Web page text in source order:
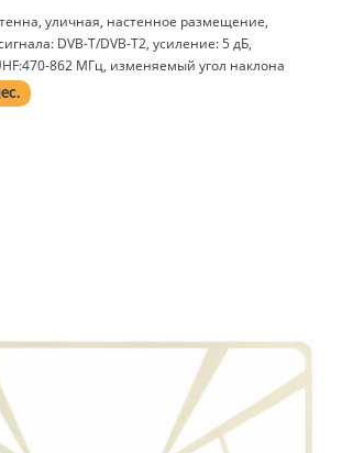
уличная, настенное размещение,
DVB-T/DVB-T2, усиление: 5 дБ,
862 МГц, изменяемый угол наклона